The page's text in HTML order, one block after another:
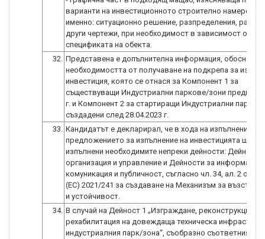
варианти на инвестиционното строително намерение,
именно: ситуационно решение, разпределения,
други чертежи, при необходимост в зависимост от
32. Представена е допълнителна информация,
необходимостта от получаване на подкрепа за
инвестиция, която се отнася за Компонент 1 за
съществуващи Индустриални паркове/зони преди
г. и Компонент 2 за стартиращи Индустриални
създадени след 28.04.2023 г.
33. Кандидатът е декларирал, че в хода на изпълнение на
предложението за изпълнение на инвестицията ще
изпълнени необходимите непреки дейности: Дейности
организация и управление и Дейности за информация,
комуникация и публичност, съгласно чл. 34, ал. 2 от
(ЕС) 2021/241 за създаване на Механизъм за
и устойчивост.
34. В случай на Дейност 1 „Изграждане, реконструкция и/
рехабилитация на довеждаща техническа
индустриалния парк/зона“, съобразно съответния